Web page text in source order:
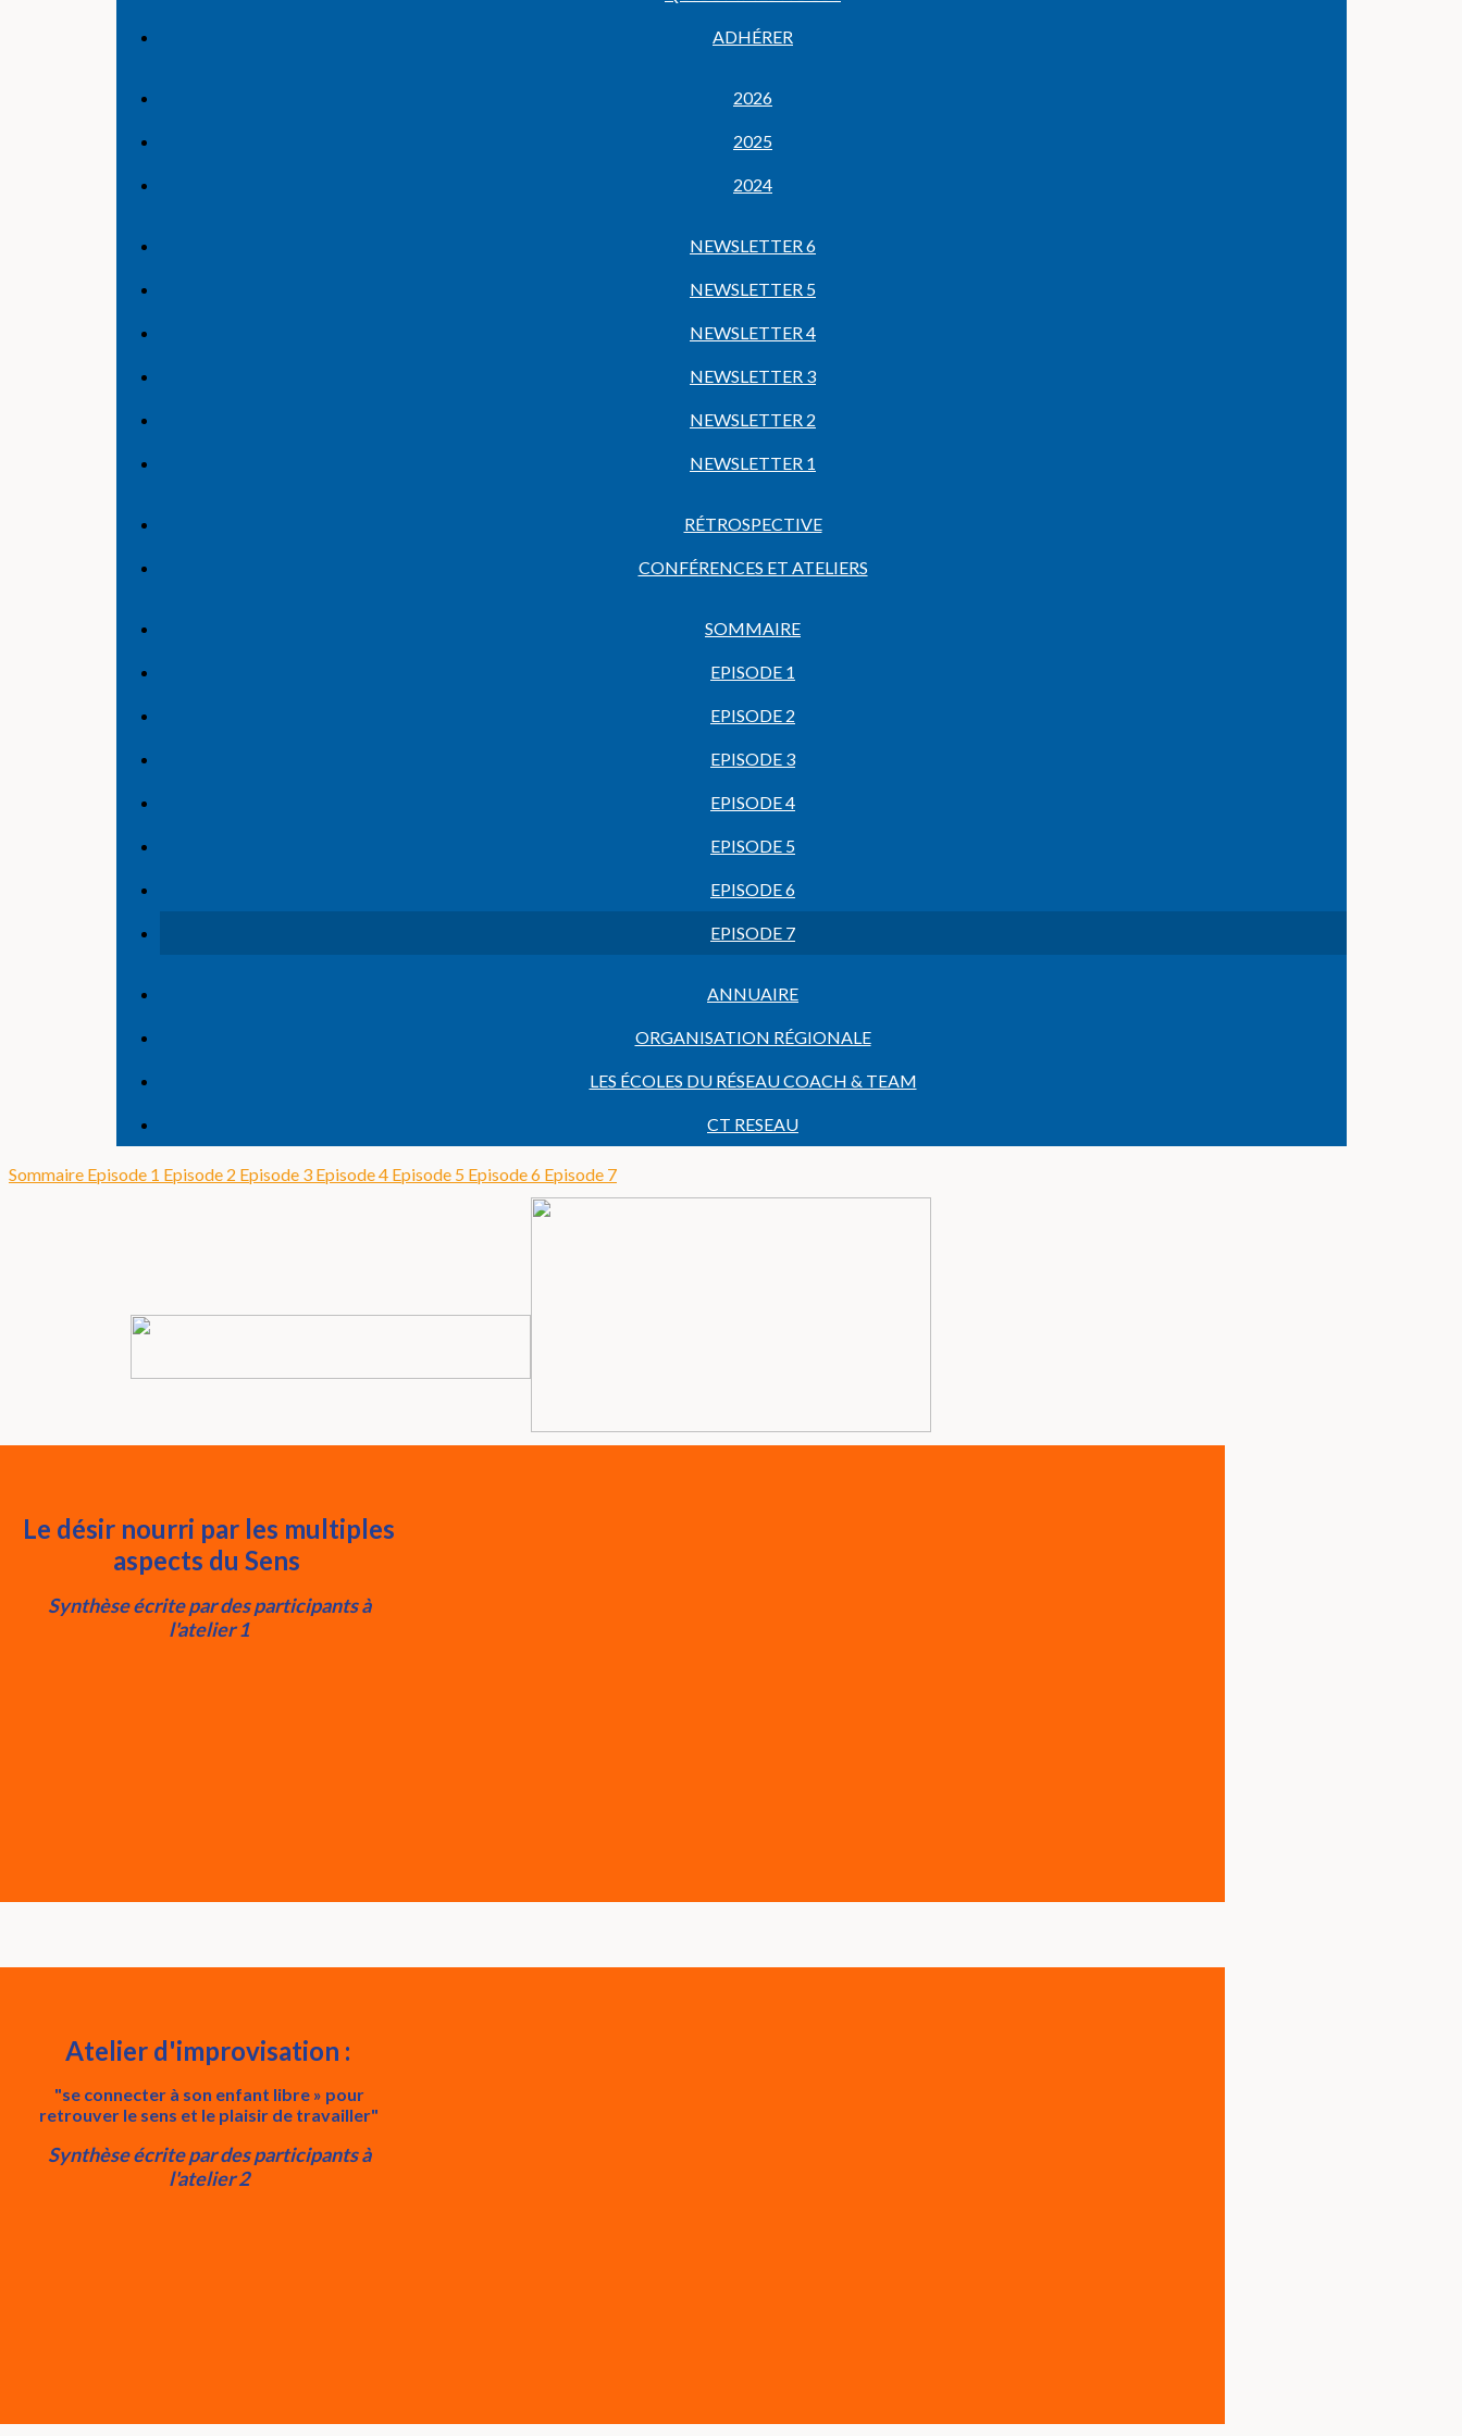
ADHÉRER
2026
2025
2024
NEWSLETTER 6
NEWSLETTER 5
NEWSLETTER 4
NEWSLETTER 3
NEWSLETTER 2
NEWSLETTER 1
RÉTROSPECTIVE
CONFÉRENCES ET ATELIERS
SOMMAIRE
EPISODE 1
EPISODE 2
EPISODE 3
EPISODE 4
EPISODE 5
EPISODE 6
EPISODE 7
ANNUAIRE
ORGANISATION RÉGIONALE
LES ÉCOLES DU RÉSEAU COACH & TEAM
CT RESEAU
Sommaire Episode 1 Episode 2 Episode 3 Episode 4 Episode 5 Episode 6 Episode 7
Le désir nourri par les multiples
aspects du Sens
Synthèse écrite par des participants à
l'atelier 1
Atelier d'improvisation :
"se connecter à son enfant libre » pour
retrouver le sens et le plaisir de travailler"
Synthèse écrite par des participants à
l'atelier 2